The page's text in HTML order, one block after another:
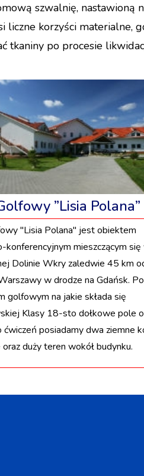
szwalnię, nastawioną
korzyści materialne,
tkaniny po procesie
”Lisia Polana”
''Lisia Polana'' jest obiektem
konferencyjnym mieszczącym się
Dolinie Wkry zaledwie 45 km
w drodze na Gdańsk.
golfowym na jakie składa się
Klasy 18-sto dołkowe pole
ćwiczeń posiadamy dwa ziemne
duży teren wokół budynku.